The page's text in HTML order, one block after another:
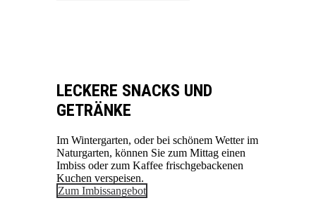
LECKERE SNACKS UND
GETRÄNKE
Im Wintergarten, oder bei schönem Wetter im
Naturgarten, können Sie zum Mittag einen
Imbiss oder zum Kaffee frischgebackenen
Kuchen verspeisen.
Zum Imbissangebot